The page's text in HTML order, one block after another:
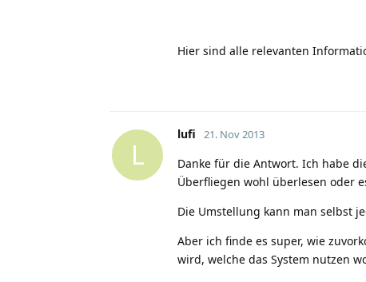
Hier sind alle relevanten
L
lufi 21. Nov 2013
Danke für die Antwort. Ich habe
Überfliegen wohl überlesen oder
Die Umstellung kann man selbst
Aber ich finde es super, wie
wird, welche das System nutzen